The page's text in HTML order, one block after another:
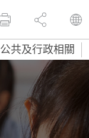
公共及行政相關